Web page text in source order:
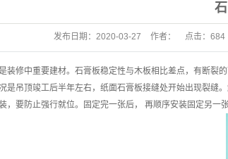
发布日期： 2020-03-27 作者： 点击： 684
装修中重要建材。石膏板稳定性与木板相比差点，有断裂
是吊顶竣工后半年左右，纸面石膏板接缝处开始出现裂缝
，要防止强行就位。固定完一张后， 再顺序安装固定另一